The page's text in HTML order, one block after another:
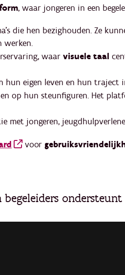
, waar jongeren in een
die hen bezighouden. Ze
werken.​​
waar visuele taal
eigen leven en hun traject
op hun steunfiguren. Het
jongeren,
voor
begeleiders